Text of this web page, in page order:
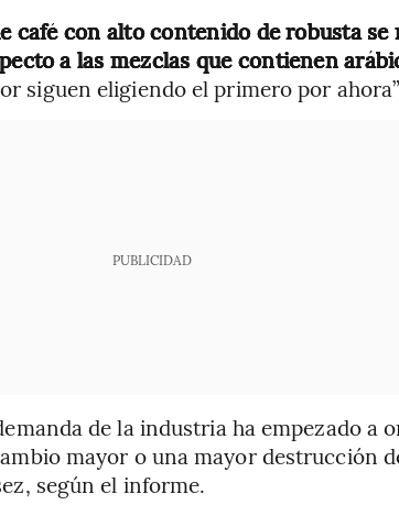
café con alto contenido de robusta
a las mezclas que contienen
siguen eligiendo el primero por
PUBLICIDAD
de la industria ha empezado a
mayor o una mayor destrucción
según el informe.